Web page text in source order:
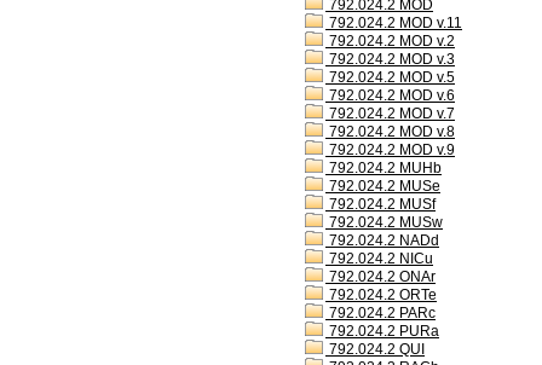
792.024.2 MOD
792.024.2 MOD v.11
792.024.2 MOD v.2
792.024.2 MOD v.3
792.024.2 MOD v.5
792.024.2 MOD v.6
792.024.2 MOD v.7
792.024.2 MOD v.8
792.024.2 MOD v.9
792.024.2 MUHb
792.024.2 MUSe
792.024.2 MUSf
792.024.2 MUSw
792.024.2 NADd
792.024.2 NICu
792.024.2 ONAr
792.024.2 ORTe
792.024.2 PARc
792.024.2 PURa
792.024.2 QUI